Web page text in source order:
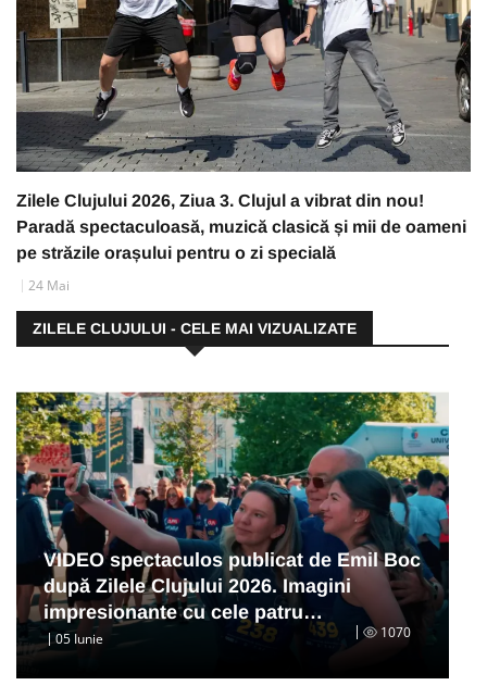
Zilele Clujului 2026, Ziua 3. Clujul a vibrat din nou!
Paradă spectaculoasă, muzică clasică și mii de oameni
pe străzile orașului pentru o zi specială
24 Mai
ZILELE CLUJULUI - CELE MAI VIZUALIZATE
VIDEO spectaculos publicat de Emil Boc
după Zilele Clujului 2026. Imagini
impresionante cu cele patru…
05 Iunie 1070